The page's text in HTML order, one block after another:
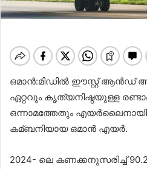
ഒമാൻ:മിഡില്‍ ഈസ്റ്റ് ആൻഡ്
ഏറ്റവും കൃത്യനിഷ്ഠയുള്ള
ഒന്നാമത്തേതും എയർലൈനായി
കമ്ബനിയായ ഒമാൻ എയർ.
2024- ലെ കണക്കനുസരിച്ച്‌